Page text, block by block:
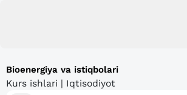
Bioenergiya va istiqbolari
Kurs ishlari | Iqtisodiyot